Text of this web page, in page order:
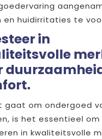
en huidirritaties te
in
gaat om ondergoed
is het essentieel
in kwaliteitsvolle